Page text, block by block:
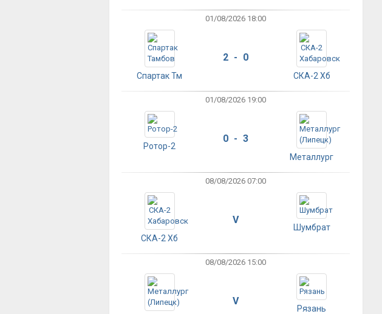
01/08/2026 18:00
Спартак Тм
2 - 0
СКА-2 Хб
01/08/2026 19:00
Ротор-2
0 - 3
Металлург
08/08/2026 07:00
СКА-2 Хб
V
Шумбрат
08/08/2026 15:00
V
Рязань